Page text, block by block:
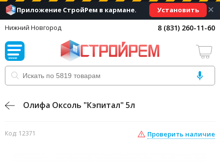
Приложение СтройРем в кармане. Установить ×
Нижний Новгород 8 (831) 260-11-60
Олифа Оксоль "Кэпитал" 5л
Код: 12371 Проверить наличие